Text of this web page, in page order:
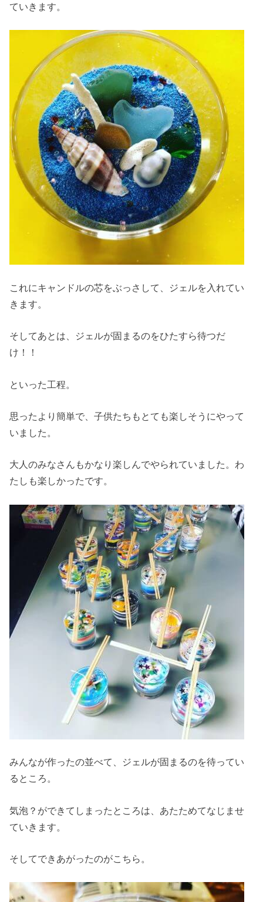
ていきます。
これにキャンドルの芯をぶっさして、ジェルを入れてい
きます。
そしてあとは、ジェルが固まるのをひたすら待つだ
け！！
といった工程。
思ったより簡単で、子供たちもとても楽しそうにやって
いました。
大人のみなさんもかなり楽しんでやられていました。わ
たしも楽しかったです。
みんなが作ったの並べて、ジェルが固まるのを待ってい
るところ。
気泡？ができてしまったところは、あたためてなじませ
ていきます。
そしてできあがったのがこちら。